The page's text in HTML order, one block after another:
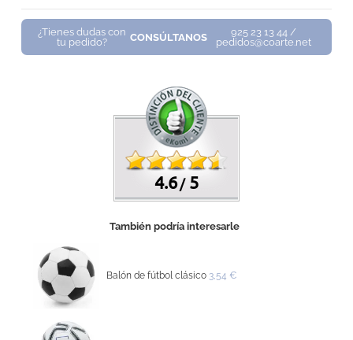
¿Tienes dudas con
tu pedido?
CONSÚLTANOS
925 23 13 44 /
pedidos@coarte.net
4.6 /5
También podría interesarle
Balón de fútbol clásico 3,54 €